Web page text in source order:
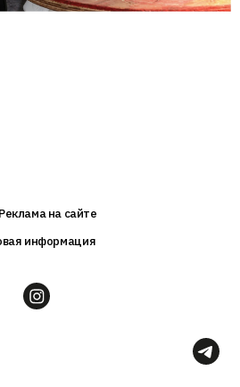
Реклама на сайте
информация